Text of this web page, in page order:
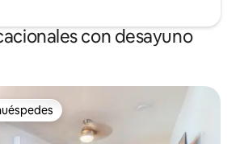
con desayuno
preferido